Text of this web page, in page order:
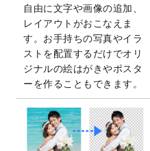
2025/6/30
暑中見舞い
しました。
2025/6/27
キャンバス
トを追加い
2025/6/24
2026年版1
テンプレー
2025/6/9
「背景削除
2025/4/3
DMのデザ
自由に文字や画像の追加、
レイアウトがおこなえま
す。お手持ちの写真やイラ
ストを配置するだけでオリ
ジナルの絵はがきやポスタ
ーを作ることもできます。